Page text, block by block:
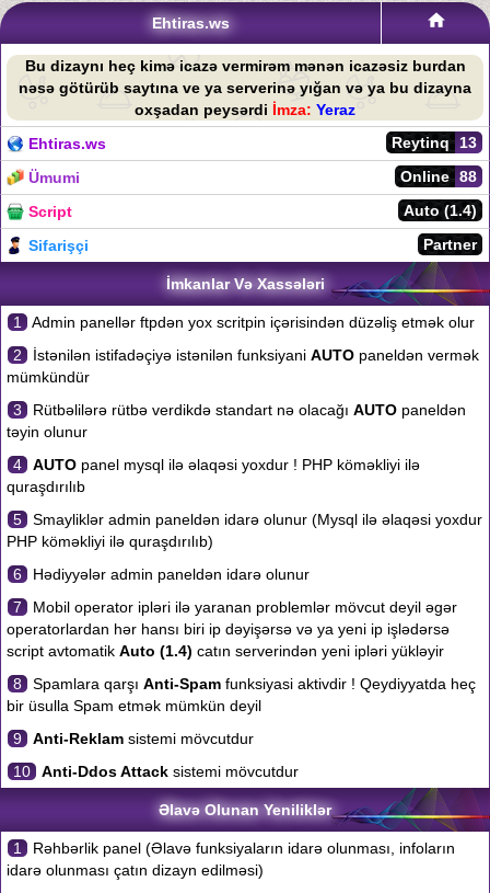
Ehtiras.ws
Bu dizaynı heç kimə icazə vermirəm mənən icazəsiz burdan
nəsə götürüb saytına ve ya serverinə yığan və ya bu dizayna
oxşadan peysərdi İmza: Yeraz
Ehtiras.ws
13
Reytinq
Ümumi
88
Online
Script
Auto (1.4)
Sifarişçi
Partner
İmkanlar Və Xassələri
1
Admin panellər ftpdən yox scritpin içərisindən düzəliş etmək olur
2
İstənilən istifadəçiyə istənilən funksiyani AUTO paneldən vermək
mümkündür
3
Rütbəlilərə rütbə verdikdə standart nə olacağı AUTO paneldən
təyin olunur
4
AUTO panel mysql ilə əlaqəsi yoxdur ! PHP köməkliyi ilə
quraşdırılıb
5
Smayliklər admin paneldən idarə olunur (Mysql ilə əlaqəsi yoxdur
PHP köməkliyi ilə quraşdırılıb)
6
Hədiyyələr admin paneldən idarə olunur
7
Mobil operator ipləri ilə yaranan problemlər mövcut deyil əgər
operatorlardan hər hansı biri ip dəyişərsə və ya yeni ip işlədərsə
script avtomatik Auto (1.4) catın serverindən yeni ipləri yükləyir
8
Spamlara qarşı Anti-Spam funksiyasi aktivdir ! Qeydiyyatda heç
bir üsulla Spam etmək mümkün deyil
9
Anti-Reklam sistemi mövcutdur
10
Anti-Ddos Attack sistemi mövcutdur
Əlavə Olunan Yeniliklər
1
Rəhbərlik panel (Əlavə funksiyaların idarə olunması, infoların
idarə olunması çatın dizayn edilməsi)